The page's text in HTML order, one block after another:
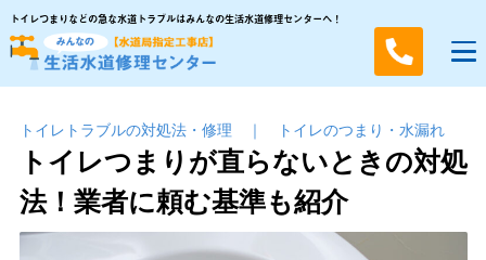
トイレつまりなどの急な水道トラブルはみんなの生活水道修理センターへ！
トイレトラブルの対処法・修理 ｜ トイレのつまり・⽔漏れ
トイレつまりが直らないときの対処
法！業者に頼む基準も紹介